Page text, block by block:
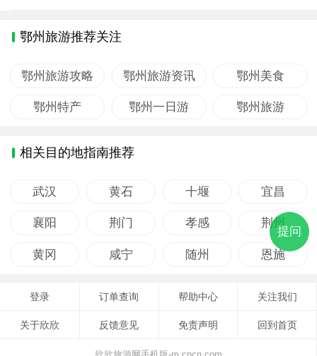
鄂州旅游推荐关注
鄂州旅游攻略 鄂州旅游资讯 鄂州美食
鄂州特产 鄂州一日游 鄂州旅游
相关目的地指南推荐
武汉 黄石 十堰 宜昌
襄阳 荆门 孝感 荆州
黄冈 咸宁 随州 恩施
提问
登录 订单查询 帮助中心 关注我们
关于欣欣 反馈意见 免责声明 回到首页